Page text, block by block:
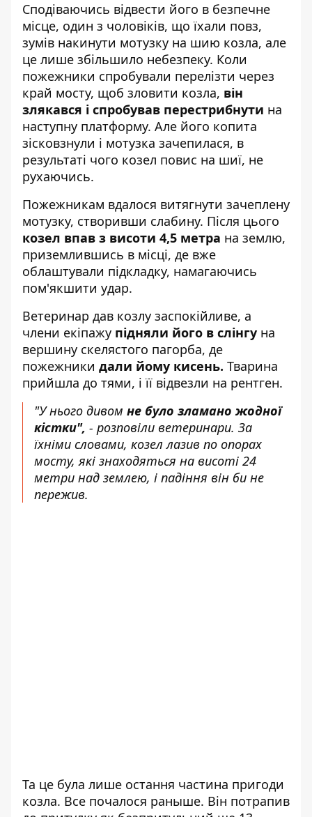
Сподіваючись відвести його в безпечне
місце, один з чоловіків, що їхали повз,
зумів накинути мотузку на шию козла, але
це лише збільшило небезпеку. Коли
пожежники спробували перелізти через
край мосту, щоб зловити козла, він
злякався і спробував перестрибнути на
наступну платформу. Але його копита
зісковзнули і мотузка зачепилася, в
результаті чого козел повис на шиї, не
рухаючись.
Пожежникам вдалося витягнути зачеплену
мотузку, створивши слабину. Після цього
козел впав з висоти 4,5 метра на землю,
приземлившись в місці, де вже
облаштували підкладку, намагаючись
пом'якшити удар.
Ветеринар дав козлу заспокійливе, а
члени екіпажу підняли його в слінгу на
вершину скелястого пагорба, де
пожежники дали йому кисень. Тварина
прийшла до тями, і її відвезли на рентген.
"У нього дивом не було зламано жодної
кістки", - розповіли ветеринари. За
їхніми словами, козел лазив по опорах
мосту, які знаходяться на висоті 24
метри над землею, і падіння він би не
пережив.
Та це була лише остання частина пригоди
козла. Все почалося раныше. Він потрапив